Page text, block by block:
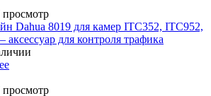
Dahua 8019 для камер ITC352, ITC952,
аксессуар для контроля трафика